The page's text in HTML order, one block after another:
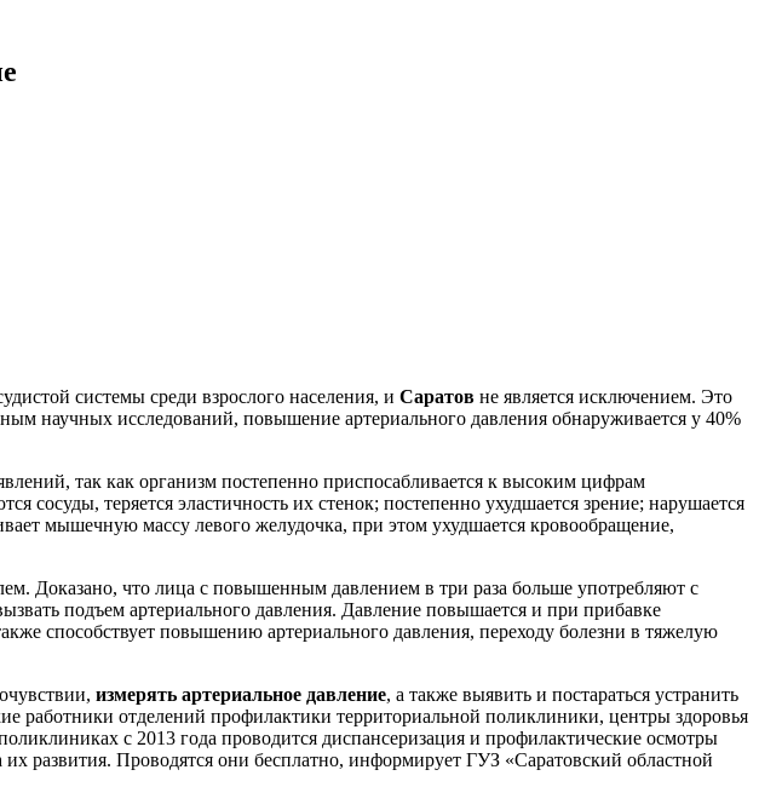
системы среди взрослого населения, и Саратов не является исключением. Это
научных исследований, повышение артериального давления обнаруживается у 40%
так как организм постепенно приспосабливается к высоким цифрам
сосуды, теряется эластичность их стенок; постепенно ухудшается зрение; нарушается
мышечную массу левого желудочка, при этом ухудшается кровообращение,
Доказано, что лица с повышенным давлением в три раза больше употребляют с
подъем артериального давления. Давление повышается и при прибавке
способствует повышению артериального давления, переходу болезни в тяжелую
измерять артериальное давление, а также выявить и постараться устранить
работники отделений профилактики территориальной поликлиники, центры здоровья
с 2013 года проводится диспансеризация и профилактические осмотры
развития. Проводятся они бесплатно, информирует ГУЗ «Саратовский областной